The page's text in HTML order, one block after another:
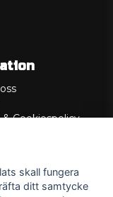
Cookiespolicy
skall fungera
ditt samtycke